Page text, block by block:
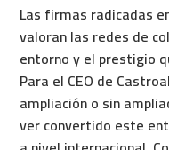
Las firmas radicadas
valoran las redes de
entorno y el prestigio
Para el CEO de
ampliación o sin
ver convertido este